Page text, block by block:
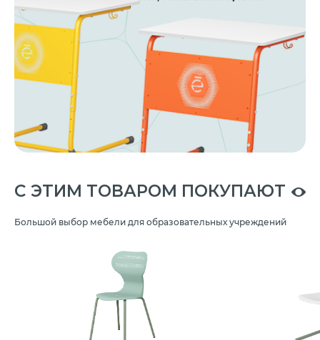
C ЭТИМ ТОВАРОМ ПОКУПАЮТ
Большой выбор мебели для образовательных учреждений